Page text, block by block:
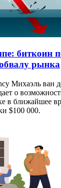
биткоин
рынка
Михаэль ван
о
в ближайшее
$100 000.